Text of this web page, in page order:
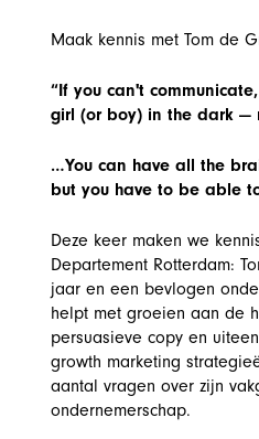
Maak kennis met Tom de
“If you can't
girl (or boy) in the dark —
…You can have all the
but you have to be able
Deze keer maken we
Departement Rotterdam:
jaar en een bevlogen
helpt met groeien aan de
persuasieve copy en
growth marketing
aantal vragen over zijn
ondernemerschap.